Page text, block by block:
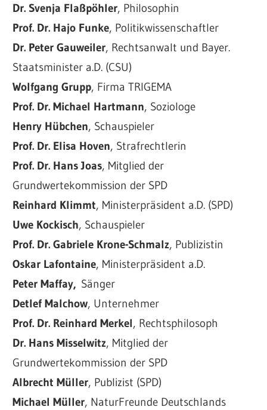
Dr. Svenja Flaßpöhler, Philosophin
Prof. Dr. Hajo Funke, Politikwissenschaftler
Dr. Peter Gauweiler, Rechtsanwalt und Bayer.
Staatsminister a.D. (CSU)
Wolfgang Grupp, Firma TRIGEMA
Prof. Dr. Michael Hartmann, Soziologe
Henry Hübchen, Schauspieler
Prof. Dr. Elisa Hoven, Strafrechtlerin
Prof. Dr. Hans Joas, Mitglied der
Grundwertekommission der SPD
Reinhard Klimmt, Ministerpräsident a.D. (SPD)
Uwe Kockisch, Schauspieler
Prof. Dr. Gabriele Krone-Schmalz, Publizistin
Oskar Lafontaine, Ministerpräsident a.D.
Peter Maffay, Sänger
Detlef Malchow, Unternehmer
Prof. Dr. Reinhard Merkel, Rechtsphilosoph
Dr. Hans Misselwitz, Mitglied der
Grundwertekommission der SPD
Albrecht Müller, Publizist (SPD)
Michael Müller, NaturFreunde Deutschlands